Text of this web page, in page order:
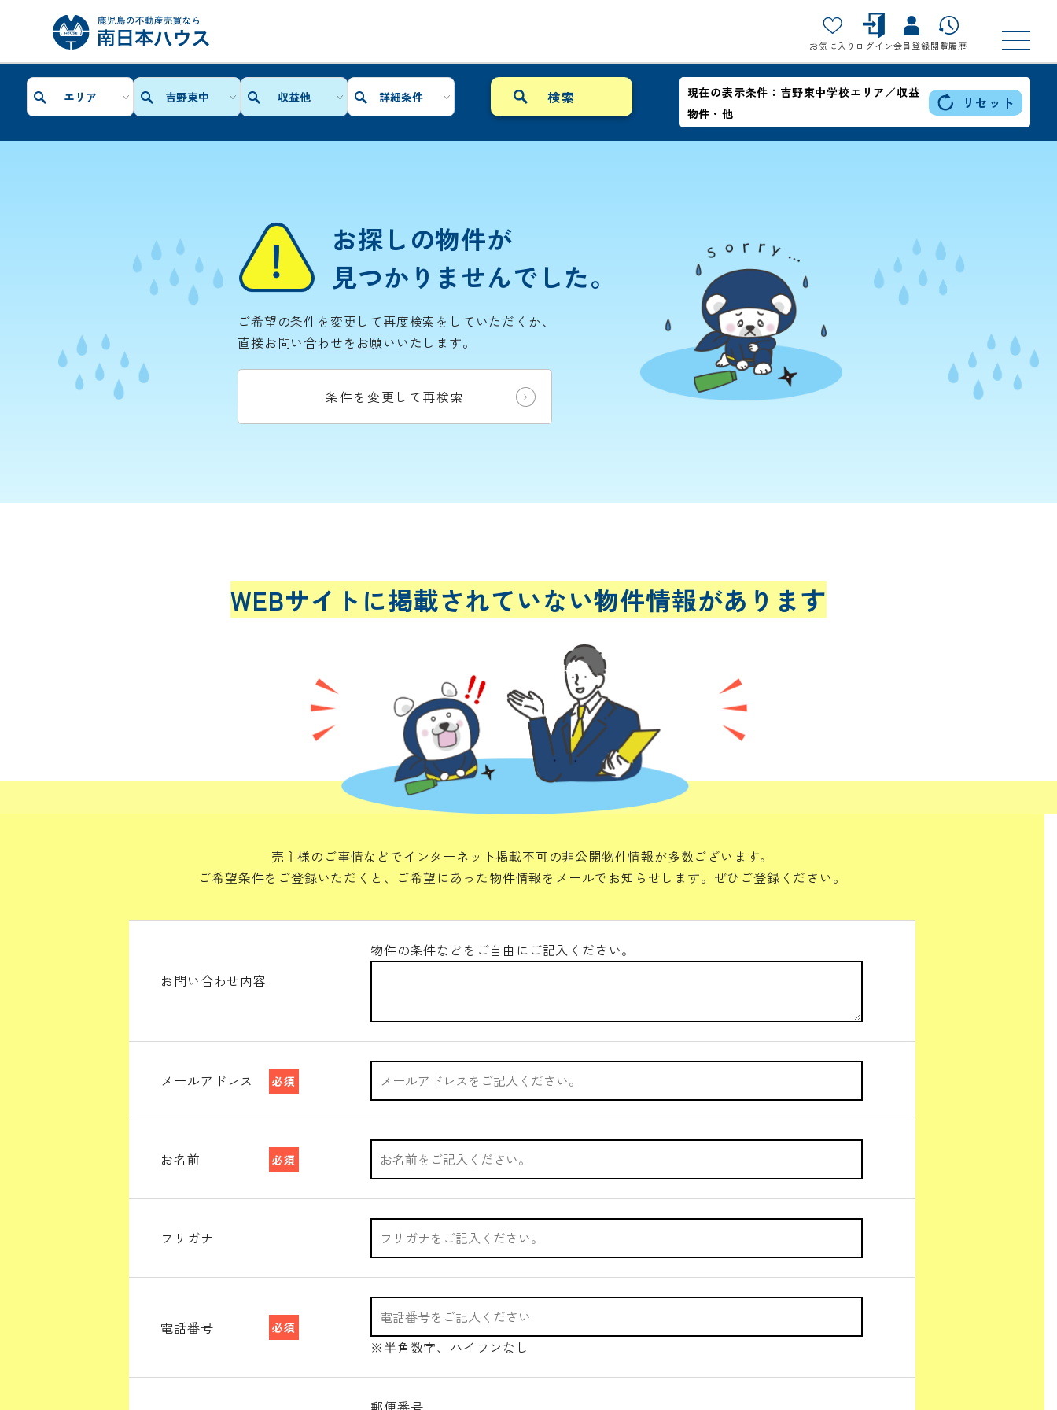
お気に入り ログイン会員登録閲覧履歴
エリア 吉野東中 収益他 詳細条件 現在の表示条件： 吉野東中学校エリア／収益
物件・他
リセット
お探しの物件が
見つかりませんでした。
ご希望の条件を変更して再度検索をしていただくか、
直接お問い合わせをお願いいたします。
条件を変更して再検索
WEBサイトに掲載されていない物件情報があります
売主様のご事情などでインターネット掲載不可の非公開物件情報が多数ございます。
ご希望条件をご登録いただくと、ご希望にあった物件情報をメールでお知らせします。ぜひご登録ください。
お問い合わせ内容
物件の条件などをご自由にご記入ください。
メールアドレス 必須
お名前 必須
フリガナ
電話番号 必須
※半角数字、ハイフンなし